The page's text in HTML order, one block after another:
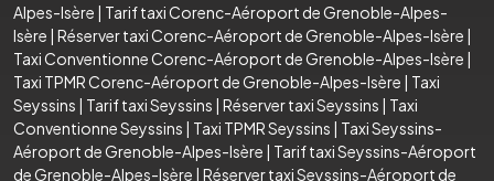
Alpes-Isère | Tarif taxi Corenc-Aéroport de Grenoble-Alpes-
Isère | Réserver taxi Corenc-Aéroport de Grenoble-Alpes-Isère |
Taxi Conventionne Corenc-Aéroport de Grenoble-Alpes-Isère |
Taxi TPMR Corenc-Aéroport de Grenoble-Alpes-Isère | Taxi
Seyssins | Tarif taxi Seyssins | Réserver taxi Seyssins | Taxi
Conventionne Seyssins | Taxi TPMR Seyssins | Taxi Seyssins-
Aéroport de Grenoble-Alpes-Isère | Tarif taxi Seyssins-Aéroport
de Grenoble-Alpes-Isère | Réserver taxi Seyssins-Aéroport de